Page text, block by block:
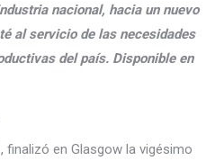
nacional, hacia un nuevo
al servicio de las necesidades
del país. Disponible en
finalizó en Glasgow la vigésimo